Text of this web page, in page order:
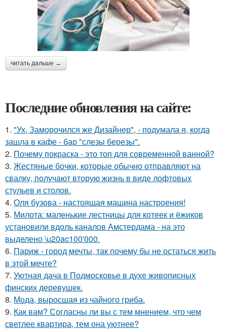
читать дальше →
Последние обновления на сайте:
1. "Ух, Заморочился же Дизайнер", - подумала я, когда
зашла в кафе - бар "слезы березы".
2. Почему покраска - это топ для современной ванной?
3. Жестяные бочки, которые обычно отправляют на
свалку, получают вторую жизнь в виде лофтовых
стульев и столов.
4. Оля бузова - настоящая машина настроения!
5. Милота: маленькие лестницы для котеек и ёжиков
установили вдоль каналов Амстердама - на это
выделено \u20ac100'000.
6. Париж - город мечты, так почему бы не остаться жить
в этой мечте?
7. Уютная дача в Подмосковье в духе живописных
финских деревушек.
8. Мода, выросшая из чайного гриба.
9. Как вам? Согласны ли вы с тем мнением, что чем
светлее квартира, тем она уютнее?